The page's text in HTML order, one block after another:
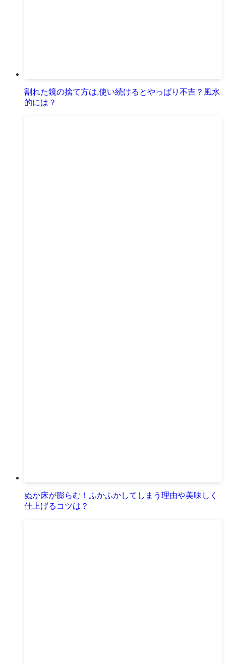
割れた鏡の捨て方は,使い続けるとやっぱり不吉？風水
的には？
ぬか床が膨らむ！ふかふかしてしまう理由や美味しく
仕上げるコツは？